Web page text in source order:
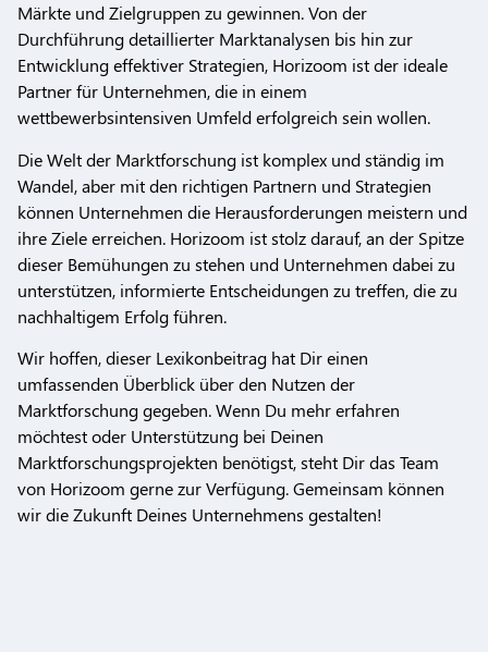
Märkte und Zielgruppen zu gewinnen. Von der
Durchführung detaillierter Marktanalysen bis hin zur
Entwicklung effektiver Strategien, Horizoom ist der ideale
Partner für Unternehmen, die in einem
wettbewerbsintensiven Umfeld erfolgreich sein wollen.
Die Welt der Marktforschung ist komplex und ständig im
Wandel, aber mit den richtigen Partnern und Strategien
können Unternehmen die Herausforderungen meistern und
ihre Ziele erreichen. Horizoom ist stolz darauf, an der Spitze
dieser Bemühungen zu stehen und Unternehmen dabei zu
unterstützen, informierte Entscheidungen zu treffen, die zu
nachhaltigem Erfolg führen.
Wir hoffen, dieser Lexikonbeitrag hat Dir einen
umfassenden Überblick über den Nutzen der
Marktforschung gegeben. Wenn Du mehr erfahren
möchtest oder Unterstützung bei Deinen
Marktforschungsprojekten benötigst, steht Dir das Team
von Horizoom gerne zur Verfügung. Gemeinsam können
wir die Zukunft Deines Unternehmens gestalten!